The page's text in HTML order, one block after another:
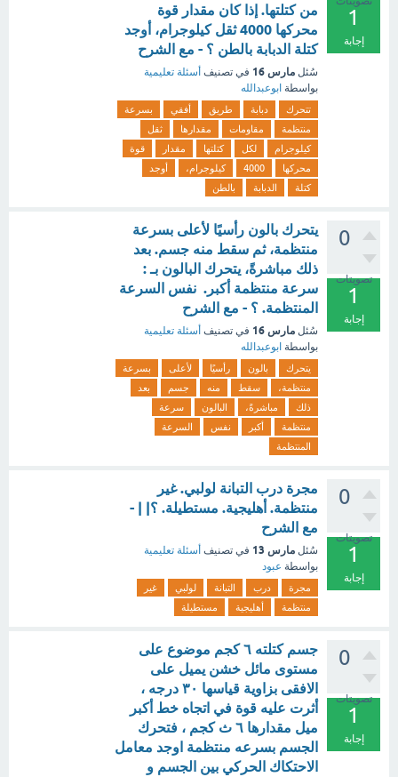
1
إجابة
من كتلتها. إذا كان مقدار قوة
محركها 4000 ثقل كيلوجرام، أوجد
كتلة الدبابة بالطن ؟ - مع الشرح
سُئل مارس 16 في تصنيف أسئلة تعليمية
بواسطة ابوعبدالله
تتحرك دبابة طريق أفقي
بسرعة
منتظمة
مقاومات مقدارها
ثقل
كيلوجرام
لكل كتلتها مقدار
قوة
محركها
4000 كيلوجرام،
أوجد
كتلة
الدبابة بالطن
0
تصويتات
1
إجابة
يتحرك بالون رأسيًا لأعلى بسرعة
منتظمة، ثم سقط منه جسم. بعد
ذلك مباشرةً، يتحرك البالون بـ :
سرعة منتظمة أكبر. نفس السرعة
المنتظمة. ؟ - مع الشرح
سُئل مارس 16 في تصنيف أسئلة تعليمية
بواسطة ابوعبدالله
يتحرك بالون رأسيًا لأعلى
بسرعة
منتظمة،
سقط منه جسم
بعد
ذلك
مباشرةً، البالون
سرعة
منتظمة
أكبر نفس
السرعة
المنتظمة
0
تصويتات
1
إجابة
مجرة درب التبانة لولبي. غير
منتظمة. أهليجية. مستطيلة. ؟| | -
مع الشرح
سُئل مارس 13 في تصنيف أسئلة تعليمية
بواسطة عبود
مجرة درب التبانة لولبي
غير
منتظمة
أهليجية مستطيلة
0
تصويتات
1
إجابة
جسم كتلته ٦ كجم موضوع على
مستوى مائل خشن يميل على
الافقى بزاوية قياسها ٣٠ درجه ،
أثرت عليه قوة في اتجاه خط أكبر
ميل مقدارها ٦ ث كجم ، فتحرك
الجسم بسرعه منتظمة اوجد معامل
الاحتكاك الحركي بين الجسم و